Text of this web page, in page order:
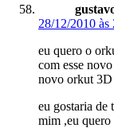
28/12/2010 às
eu quero o
com esse
novo orkut
eu gostaria de
mim ,eu quero